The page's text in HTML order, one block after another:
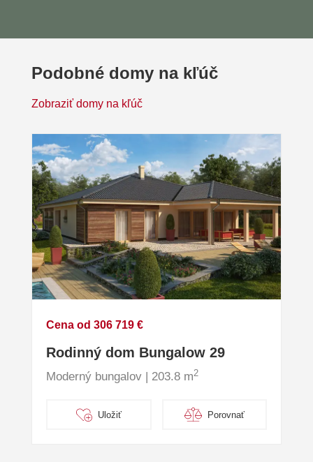
Podobné domy na kľúč
Zobraziť domy na kľúč
Cena od 306 719 €
Rodinný dom Bungalow 29
Moderný bungalov | 203.8 m2
Uložiť Porovnať